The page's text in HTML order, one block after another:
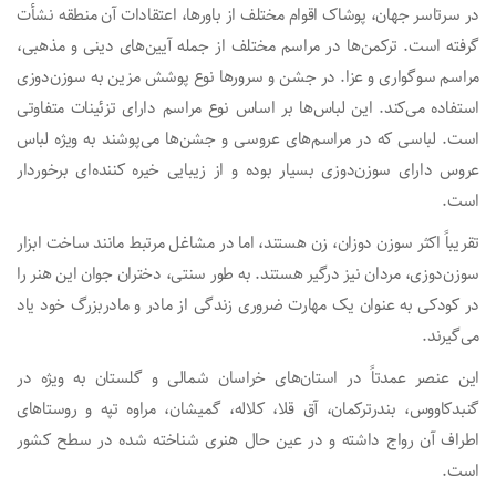
در سرتاسر جهان، پوشاک اقوام مختلف از باورها، اعتقادات آن منطقه نشأت
گرفته است. ترکمن‌ها در مراسم مختلف از جمله آیین‌های دینی و مذهبی،
مراسم سوگواری و عزا. در جشن و سرور‌ها نوع پوشش مزین به سوزن‌دوزی
استفاده می‌کند. این لباس‌ها بر اساس نوع مراسم دارای تزئینات متفاوتی
است. لباسی که در مراسم‌های عروسی و جشن‌ها می‌پوشند به ویژه لباس
عروس دارای سوزن‌دوزی بسیار بوده و از زیبایی خیره کننده‌ای برخوردار
است.
تقریباً اکثر سوزن دوزان، زن هستند، اما در مشاغل مرتبط مانند ساخت ابزار
سوزن‌دوزی، مردان نیز درگیر هستند. به طور سنتی، دختران جوان این هنر را
در کودکی به عنوان یک مهارت ضروری زندگی از مادر و مادربزرگ خود یاد
می‌گیرند.
این عنصر عمدتاً در استان‌­های خراسان شمالی و گلستان به ویژه در
گنبدکاووس، بندرترکمان، آق قلا، کلاله، گمیشان، مراوه تپه و روستا‌های
اطراف آن رواج داشته و در عین حال هنری شناخته شده در سطح کشور
است.